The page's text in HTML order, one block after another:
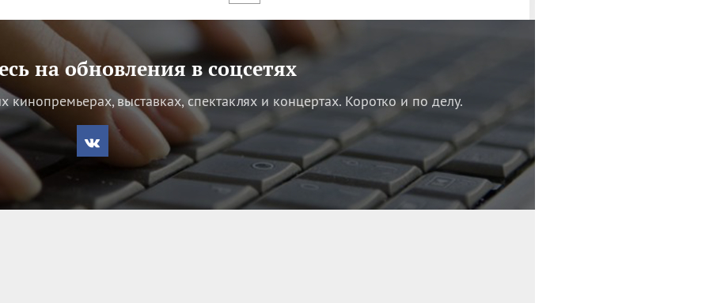
на обновления в соцсетях
выставках, спектаклях и концертах. Коротко и по делу.